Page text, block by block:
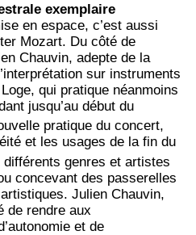
exemplaire
en espace, c’est aussi
Mozart. Du côté de
Chauvin, adepte de la
sur instruments
qui pratique néanmoins
jusqu’au début du
pratique du concert,
et les usages de la fin du
genres et artistes
concevant des passerelles
Julien Chauvin,
de rendre aux
et de